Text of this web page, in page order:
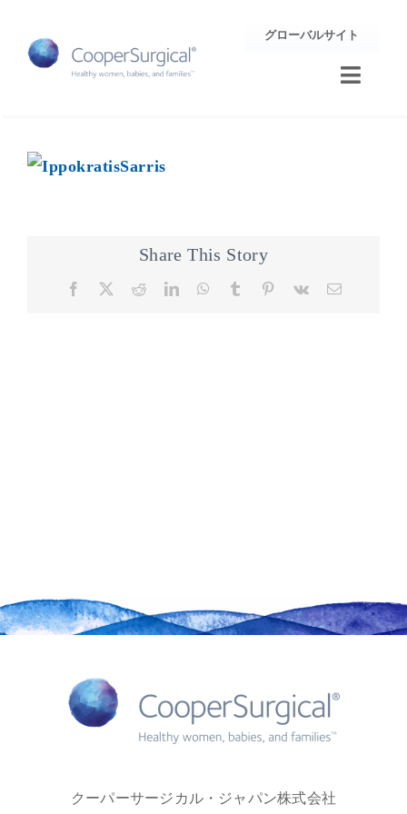
content
グローバルサイト
Toggle
企業情報
お問合せ
Share This Story
Facebook RedditLinkedInWhatsApp
Tumblr Pinterest
Vk Email
クーパーサージカル・ジャパン株式会社